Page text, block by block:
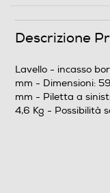
Descrizione
Dimensioni - Peso
Altezza vasca - cm
Descrizione
Lavello - incasso
mm - Dimensioni:
mm - Piletta a
4,6 Kg - Possibilità